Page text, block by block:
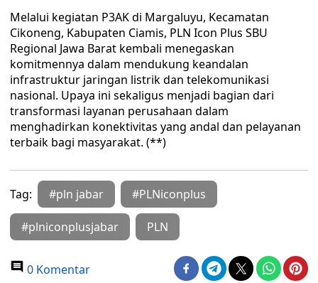
Melalui kegiatan P3AK di Margaluyu, Kecamatan
Cikoneng, Kabupaten Ciamis, PLN Icon Plus SBU
Regional Jawa Barat kembali menegaskan
komitmennya dalam mendukung keandalan
infrastruktur jaringan listrik dan telekomunikasi
nasional. Upaya ini sekaligus menjadi bagian dari
transformasi layanan perusahaan dalam
menghadirkan konektivitas yang andal dan pelayanan
terbaik bagi masyarakat. (**)
Tag: #pln jabar #PLNiconplus
#plniconplusjabar PLN
0 Komentar